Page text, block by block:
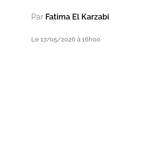
Par Fatima El Karzabi
Le 17/05/2026 à 16h00